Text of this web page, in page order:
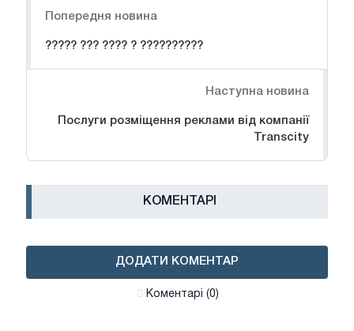
Попередня новина
????? ??? ???? ? ??????????
Наступна новина
Послуги розміщення реклами від компанії
Transcity
КОМЕНТАРІ
ДОДАТИ КОМЕНТАР
Коментарі (0)